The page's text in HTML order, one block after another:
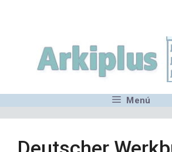
contenido
Menú